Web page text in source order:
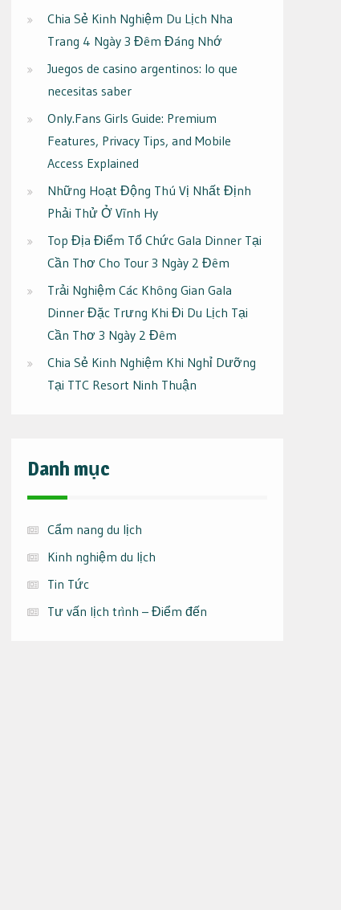
Chia Sẻ Kinh Nghiệm Du Lịch Nha
Trang 4 Ngày 3 Đêm Đáng Nhớ
Juegos de casino argentinos: lo que
necesitas saber
Only.Fans Girls Guide: Premium
Features, Privacy Tips, and Mobile
Access Explained
Những Hoạt Động Thú Vị Nhất Định
Phải Thử Ở Vĩnh Hy
Top Địa Điểm Tổ Chức Gala Dinner Tại
Cần Thơ Cho Tour 3 Ngày 2 Đêm
Trải Nghiệm Các Không Gian Gala
Dinner Đặc Trưng Khi Đi Du Lịch Tại
Cần Thơ 3 Ngày 2 Đêm
Chia Sẻ Kinh Nghiệm Khi Nghỉ Dưỡng
Tại TTC Resort Ninh Thuận
Danh mục
Cẩm nang du lịch
Kinh nghiệm du lịch
Tin Tức
Tư vấn lịch trình – Điểm đến